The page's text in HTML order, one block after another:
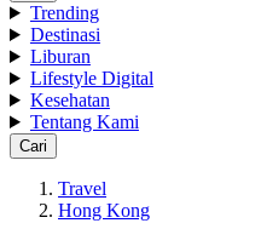
Trending
Destinasi
Liburan
Lifestyle Digital
Kesehatan
Tentang Kami
Cari
Travel
Hong Kong